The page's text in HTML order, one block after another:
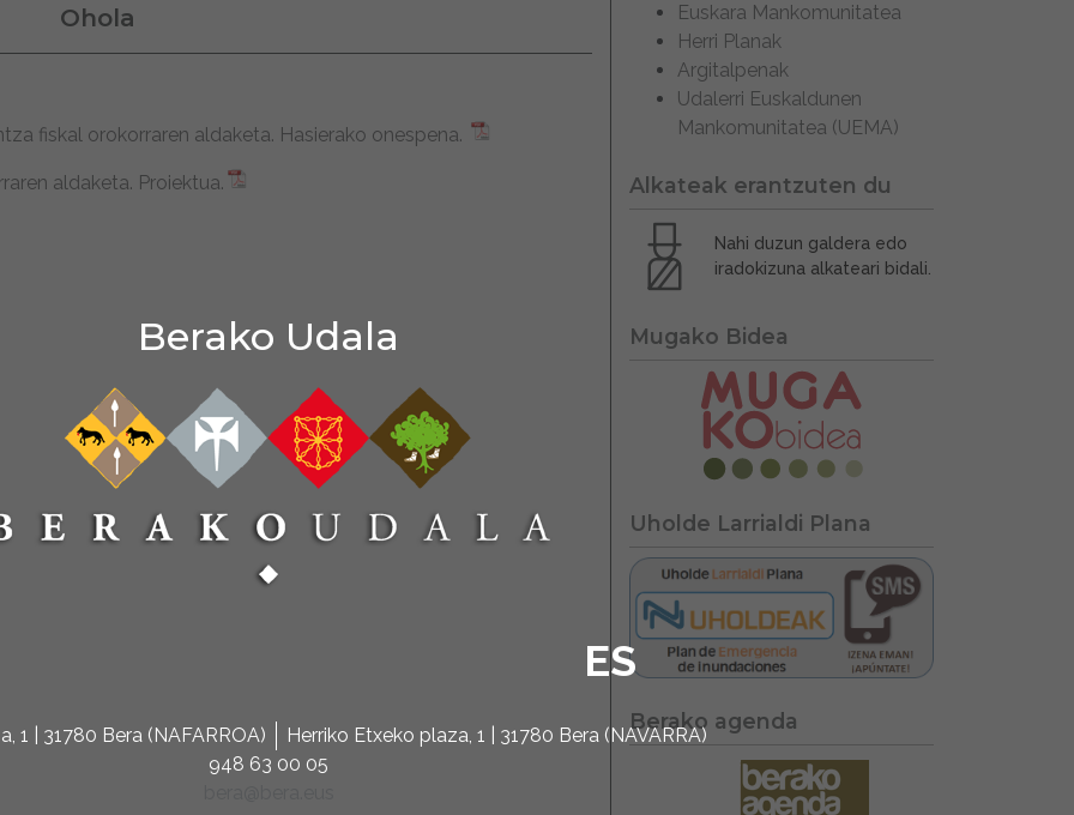
Berako Udala
ES
1 | 31780 Bera (NAFARROA)
Herriko Etxeko plaza, 1 | 31780 Bera (NAVARRA)
948 63 00 05
Ohola
fiskal orokorraren aldaketa. Hasierako onespena.
aldaketa. Proiektua.
Euskara Mankomunitatea
Herri Planak
Argitalpenak
Udalerri Euskaldunen
Mankomunitatea (UEMA)
Alkateak erantzuten du
Nahi duzun galdera edo
iradokizuna alkateari bidali.
Mugako Bidea
Uholde Larrialdi Plana
Berako agenda